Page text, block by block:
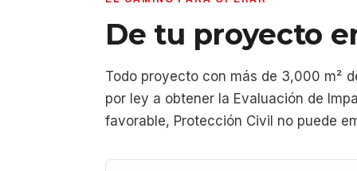
De tu proyecto
Todo proyecto con más de 3,000 m²
por ley a obtener la Evaluación de
favorable, Protección Civil no puede